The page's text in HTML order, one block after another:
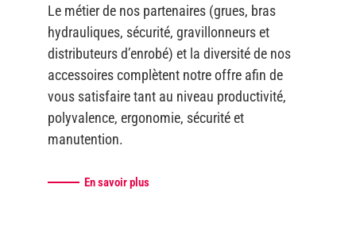
Le métier de nos partenaires (grues, bras
hydrauliques, sécurité, gravillonneurs et
distributeurs d’enrobé) et la diversité de nos
accessoires complètent notre offre afin de
vous satisfaire tant au niveau productivité,
polyvalence, ergonomie, sécurité et
manutention.
En savoir plus